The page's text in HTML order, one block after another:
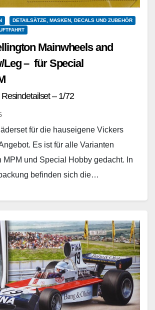
DETAILSÄTZE, MASKEN, DECALS UND ZUBEHÖR
Mainwheels and
Leg – für Special
– 1/72
für die hauseigene Vickers
Es ist für alle Varianten
MPM und Special Hobby gedacht. In
befinden sich die…